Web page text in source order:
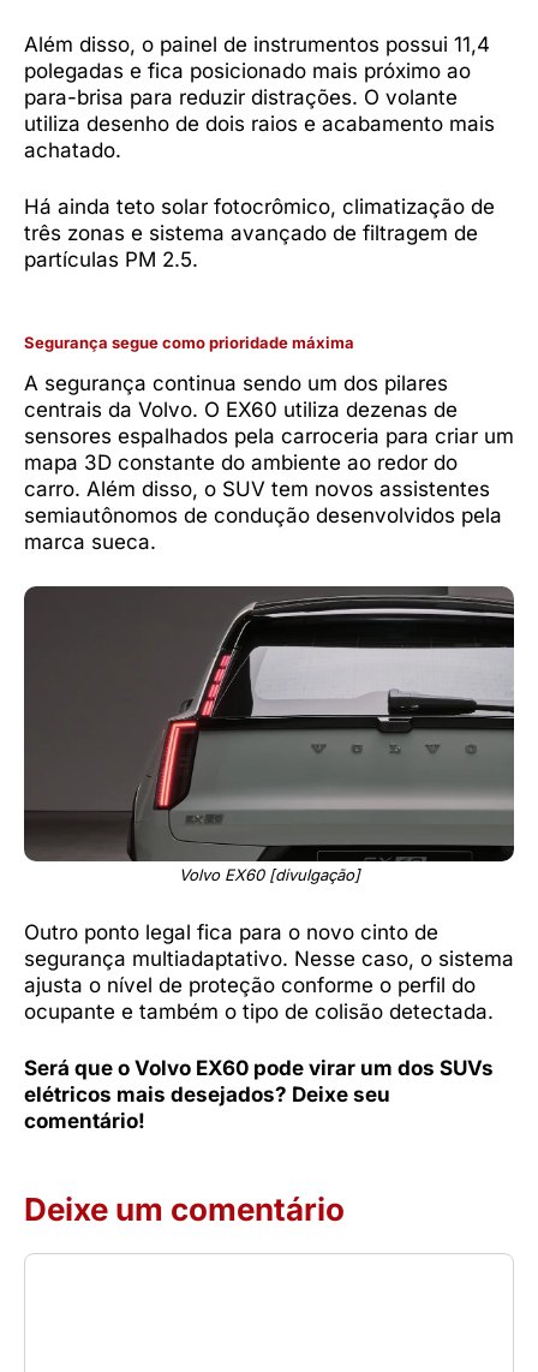
Além disso, o painel de instrumentos possui 11,4
polegadas e fica posicionado mais próximo ao
para-brisa para reduzir distrações. O volante
utiliza desenho de dois raios e acabamento mais
achatado.
Há ainda teto solar fotocrômico, climatização de
três zonas e sistema avançado de filtragem de
partículas PM 2.5.
Segurança segue como prioridade máxima
A segurança continua sendo um dos pilares
centrais da Volvo. O EX60 utiliza dezenas de
sensores espalhados pela carroceria para criar um
mapa 3D constante do ambiente ao redor do
carro. Além disso, o SUV tem novos assistentes
semiautônomos de condução desenvolvidos pela
marca sueca.
Volvo EX60 [divulgação]
Outro ponto legal fica para o novo cinto de
segurança multiadaptativo. Nesse caso, o sistema
ajusta o nível de proteção conforme o perfil do
ocupante e também o tipo de colisão detectada.
Será que o Volvo EX60 pode virar um dos SUVs
elétricos mais desejados? Deixe seu
comentário!
Deixe um comentário
Comentário